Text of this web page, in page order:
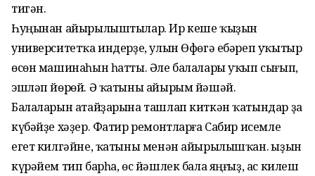
тигән.
Һуңынан айырылыштылар. Ир кеше ҡыҙын
университетҡа индерҙе, улын Өфөгә ебәреп уҡытыр
өсөн машинаһын һатты. Әле балалары уҡып сығып,
эшләп йөрөй. Ә ҡатыны айырым йәшәй.
Балаларын атайҙарына ташлап киткән ҡатындар ҙа
күбәйҙе хәҙер. Фатир ремонтларға Сабир исемле
егет килгәйне, ҡатыны менән айырылышҡан. Ҡыҙын
күрәйем тип барһа, өс йәшлек бала яңғыҙ, ас килеш